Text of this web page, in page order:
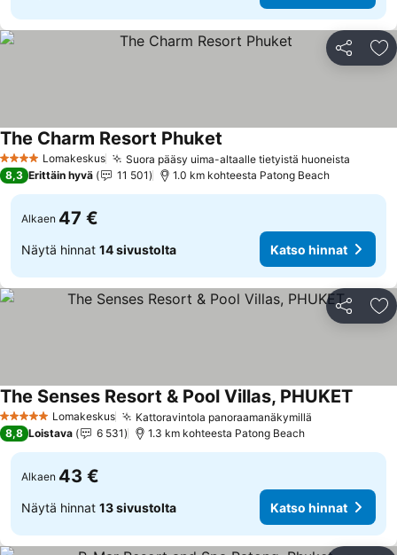
Jaa
4 TähtiluokitusLomakeskus Suora pääsy uima-altaalle tietyistä huoneista
The Charm Resort Phuket
8,3 Erittäin hyvä 11 501 1.0 km kohteesta Patong Beach
Alkaen 47 €
Näytä hinnat 14 sivustolta Katso hinnat
Jaa
5 TähtiluokitusLomakeskus Kattoravintola panoraamanäkymillä
The Senses Resort & Pool Villas, PHUKET
8,8 Loistava 6 531 1.3 km kohteesta Patong Beach
Alkaen 43 €
Näytä hinnat 13 sivustolta Katso hinnat